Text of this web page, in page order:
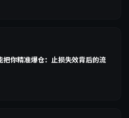
把你精准爆仓：止损失效背后的流